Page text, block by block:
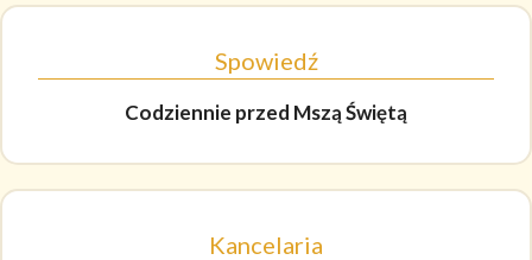
Spowiedź
Codziennie przed Mszą Świętą
Kancelaria